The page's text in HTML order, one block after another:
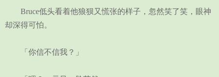
Bruce低头看着他狼狈又慌张的样子，忽然笑了笑，眼神
却深得可怕。
「你信不信我？」